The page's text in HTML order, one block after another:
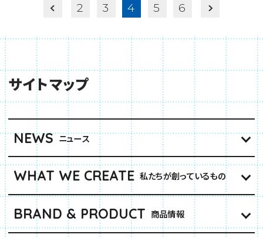
2 3 4 5 6
サイトマップ
NEWS ニュース
WHAT WE CREATE 私たちが創っているもの
BRAND & PRODUCT 商品情報